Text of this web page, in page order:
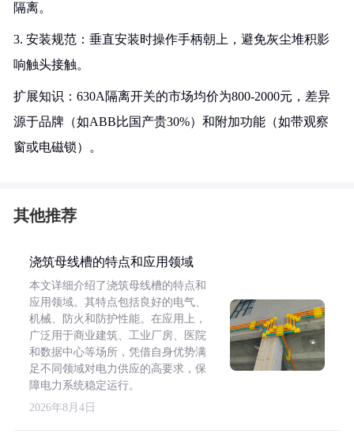
隔离。
3. 安装规范：垂直安装时操作手柄朝上，避免灰尘堆积影
响触头接触。
扩展知识：630A隔离开关的市场均价为800-2000元，差异
源于品牌（如ABB比国产贵30%）和附加功能（如带观察
窗或电磁锁）。
其他推荐
浇筑母线槽的特点和应用领域
本文详细介绍了浇筑母线槽的特点和
应用领域。其特点包括良好的电气、
机械、防火和防护性能。在应用上，
广泛用于商业建筑、工业厂房、医院
和数据中心等场所，凭借自身优势满
足不同领域对电力供应的高要求，保
障电力系统稳定运行。
2026年8月4日